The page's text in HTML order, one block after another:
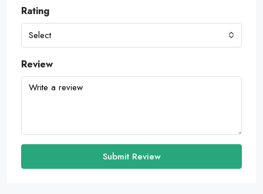
Rating
Select
Review
Submit Review